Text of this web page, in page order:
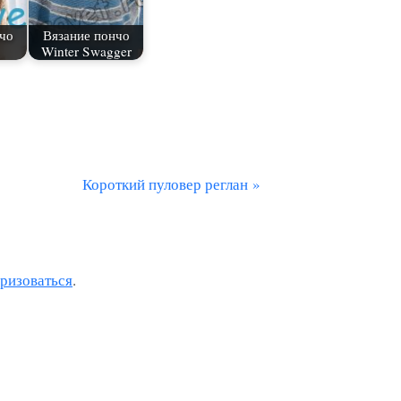
Вязание пончо
Winter Swagger
С
Короткий пуловер реглан
.